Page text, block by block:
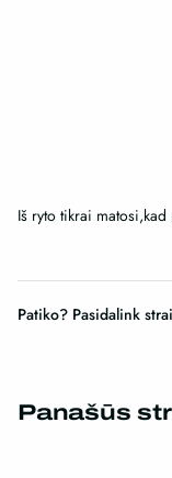
Iš ryto tikrai
Patiko? Pasidalink
Panašūs